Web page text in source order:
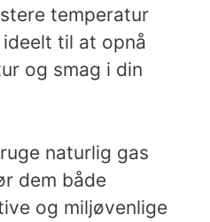
temperatur
til at opnå
og smag i din
naturlig gas
dem både
og miljøvenlige